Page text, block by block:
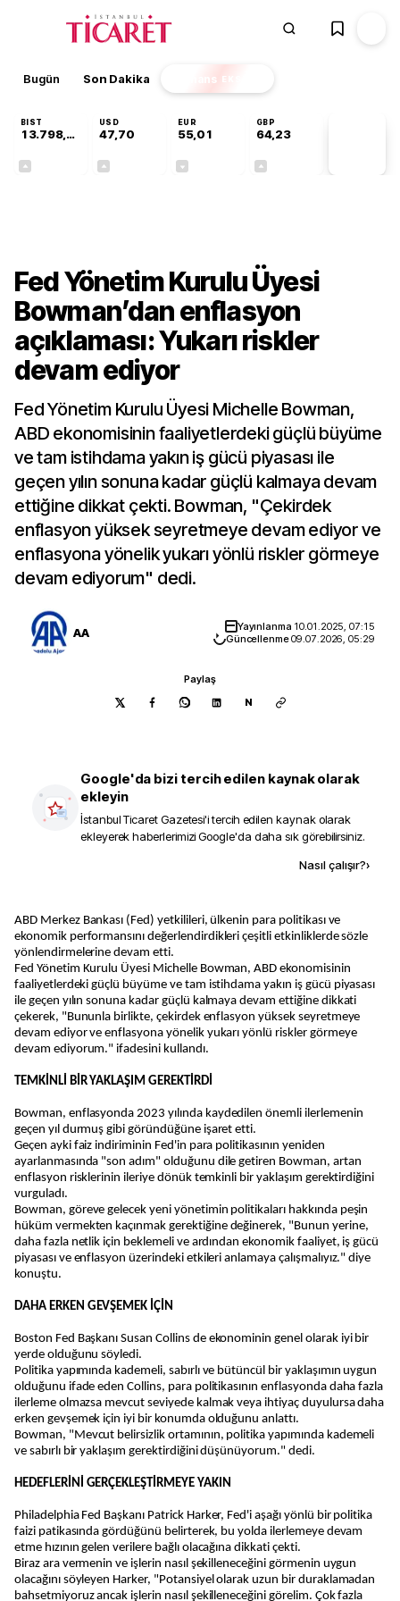
Bugün Son Dakika Finans EKSTRA
BIST
13.798,82
USD
47,70
EUR
55,01
GBP
64,23
Fed Yönetim Kurulu Üyesi
Bowman’dan enflasyon
açıklaması: Yukarı riskler
devam ediyor
Fed Yönetim Kurulu Üyesi Michelle Bowman,
ABD ekonomisinin faaliyetlerdeki güçlü büyüme
ve tam istihdama yakın iş gücü piyasası ile
geçen yılın sonuna kadar güçlü kalmaya devam
ettiğine dikkat çekti. Bowman, "Çekirdek
enflasyon yüksek seyretmeye devam ediyor ve
enflasyona yönelik yukarı yönlü riskler görmeye
devam ediyorum" dedi.
AA Yayınlanma 10.01.2025, 07:15
Güncellenme09.07.2026, 05:29
Paylaş
N
Google'da bizi tercih edilen kaynak olarak
ekleyin
İstanbul Ticaret Gazetesi'i tercih edilen kaynak olarak
ekleyerek haberlerimizi Google'da daha sık görebilirsiniz.
Nasıl çalışır?›
ABD Merkez Bankası (Fed) yetkilileri, ülkenin para politikası ve
ekonomik performansını değerlendirdikleri çeşitli etkinliklerde sözle
yönlendirmelerine devam etti.
Fed Yönetim Kurulu Üyesi Michelle Bowman, ABD ekonomisinin
faaliyetlerdeki güçlü büyüme ve tam istihdama yakın iş gücü piyasası
ile geçen yılın sonuna kadar güçlü kalmaya devam ettiğine dikkati
çekerek, "Bununla birlikte, çekirdek enflasyon yüksek seyretmeye
devam ediyor ve enflasyona yönelik yukarı yönlü riskler görmeye
devam ediyorum." ifadesini kullandı.
TEMKİNLİ BİR YAKLAŞIM GEREKTİRDİ
Bowman, enflasyonda 2023 yılında kaydedilen önemli ilerlemenin
geçen yıl durmuş gibi göründüğüne işaret etti.
Geçen ayki faiz indiriminin Fed'in para politikasının yeniden
ayarlanmasında "son adım" olduğunu dile getiren Bowman, artan
enflasyon risklerinin ileriye dönük temkinli bir yaklaşım gerektirdiğini
vurguladı.
Bowman, göreve gelecek yeni yönetimin politikaları hakkında peşin
hüküm vermekten kaçınmak gerektiğine değinerek, "Bunun yerine,
daha fazla netlik için beklemeli ve ardından ekonomik faaliyet, iş gücü
piyasası ve enflasyon üzerindeki etkileri anlamaya çalışmalıyız." diye
konuştu.
DAHA ERKEN GEVŞEMEK İÇİN
Boston Fed Başkanı Susan Collins de ekonominin genel olarak iyi bir
yerde olduğunu söyledi.
Politika yapımında kademeli, sabırlı ve bütüncül bir yaklaşımın uygun
olduğunu ifade eden Collins, para politikasının enflasyonda daha fazla
ilerleme olmazsa mevcut seviyede kalmak veya ihtiyaç duyulursa daha
erken gevşemek için iyi bir konumda olduğunu anlattı.
Bowman, "Mevcut belirsizlik ortamının, politika yapımında kademeli
ve sabırlı bir yaklaşım gerektirdiğini düşünüyorum." dedi.
HEDEFLERİNİ GERÇEKLEŞTİRMEYE YAKIN
Philadelphia Fed Başkanı Patrick Harker, Fed'i aşağı yönlü bir politika
faizi patikasında gördüğünü belirterek, bu yolda ilerlemeye devam
etme hızının gelen verilere bağlı olacağına dikkati çekti.
Biraz ara vermenin ve işlerin nasıl şekilleneceğini görmenin uygun
olacağını söyleyen Harker, "Potansiyel olarak uzun bir duraklamadan
bahsetmiyoruz ancak işlerin nasıl şekilleneceğini görelim. Çok fazla